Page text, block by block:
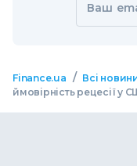
Ваш
Finance.ua / Всі
ймовірність рецесії у